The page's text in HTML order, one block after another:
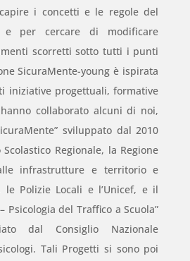
i concetti e le regole del
e per cercare di modificare
scorretti sotto tutti i punti
SicuraMente-young è ispirata
iniziative progettuali, formative
collaborato alcuni di noi,
sviluppato dal 2010
Regionale, la Regione
alle infrastrutture e territorio e
le Polizie Locali e l’Unicef, e il
Psicologia del Traffico a Scuola”
dal Consiglio Nazionale
Tali Progetti si sono poi